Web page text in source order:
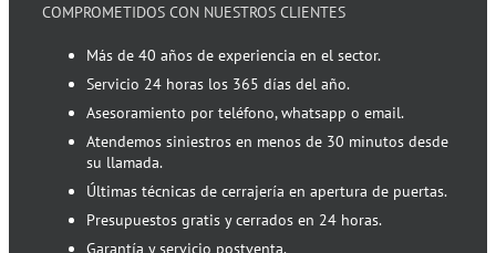
COMPROMETIDOS CON NUESTROS CLIENTES
Más de 40 años de experiencia en el sector.
Servicio 24 horas los 365 días del año.
Asesoramiento por teléfono, whatsapp o email.
Atendemos siniestros en menos de 30 minutos desde
su llamada.
Últimas técnicas de cerrajería en apertura de puertas.
Presupuestos gratis y cerrados en 24 horas.
Garantía y servicio postventa.